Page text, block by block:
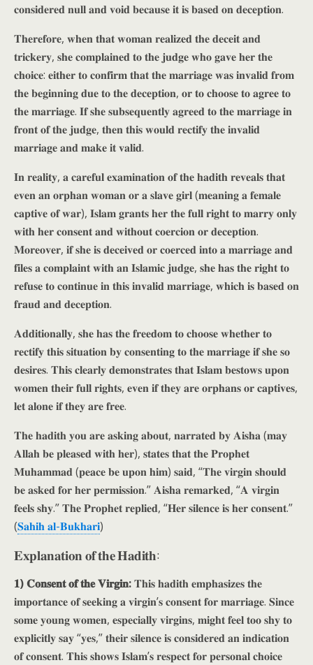
𝐜𝐨𝐧𝐬𝐢𝐝𝐞𝐫𝐞𝐝 𝐧𝐮𝐥𝐥 𝐚𝐧𝐝 𝐯𝐨𝐢𝐝 𝐛𝐞𝐜𝐚𝐮𝐬𝐞 𝐢𝐭 𝐢𝐬 𝐛𝐚𝐬𝐞𝐝 𝐨𝐧 𝐝𝐞𝐜𝐞𝐩𝐭𝐢𝐨𝐧.
𝐓𝐡𝐞𝐫𝐞𝐟𝐨𝐫𝐞, 𝐰𝐡𝐞𝐧 𝐭𝐡𝐚𝐭 𝐰𝐨𝐦𝐚𝐧 𝐫𝐞𝐚𝐥𝐢𝐳𝐞𝐝 𝐭𝐡𝐞 𝐝𝐞𝐜𝐞𝐢𝐭 𝐚𝐧𝐝
𝐭𝐫𝐢𝐜𝐤𝐞𝐫𝐲, 𝐬𝐡𝐞 𝐜𝐨𝐦𝐩𝐥𝐚𝐢𝐧𝐞𝐝 𝐭𝐨 𝐭𝐡𝐞 𝐣𝐮𝐝𝐠𝐞 𝐰𝐡𝐨 𝐠𝐚𝐯𝐞 𝐡𝐞𝐫 𝐭𝐡𝐞
𝐜𝐡𝐨𝐢𝐜𝐞: 𝐞𝐢𝐭𝐡𝐞𝐫 𝐭𝐨 𝐜𝐨𝐧𝐟𝐢𝐫𝐦 𝐭𝐡𝐚𝐭 𝐭𝐡𝐞 𝐦𝐚𝐫𝐫𝐢𝐚𝐠𝐞 𝐰𝐚𝐬 𝐢𝐧𝐯𝐚𝐥𝐢𝐝 𝐟𝐫𝐨𝐦
𝐭𝐡𝐞 𝐛𝐞𝐠𝐢𝐧𝐧𝐢𝐧𝐠 𝐝𝐮𝐞 𝐭𝐨 𝐭𝐡𝐞 𝐝𝐞𝐜𝐞𝐩𝐭𝐢𝐨𝐧, 𝐨𝐫 𝐭𝐨 𝐜𝐡𝐨𝐨𝐬𝐞 𝐭𝐨 𝐚𝐠𝐫𝐞𝐞 𝐭𝐨
𝐭𝐡𝐞 𝐦𝐚𝐫𝐫𝐢𝐚𝐠𝐞. 𝐈𝐟 𝐬𝐡𝐞 𝐬𝐮𝐛𝐬𝐞𝐪𝐮𝐞𝐧𝐭𝐥𝐲 𝐚𝐠𝐫𝐞𝐞𝐝 𝐭𝐨 𝐭𝐡𝐞 𝐦𝐚𝐫𝐫𝐢𝐚𝐠𝐞 𝐢𝐧
𝐟𝐫𝐨𝐧𝐭 𝐨𝐟 𝐭𝐡𝐞 𝐣𝐮𝐝𝐠𝐞, 𝐭𝐡𝐞𝐧 𝐭𝐡𝐢𝐬 𝐰𝐨𝐮𝐥𝐝 𝐫𝐞𝐜𝐭𝐢𝐟𝐲 𝐭𝐡𝐞 𝐢𝐧𝐯𝐚𝐥𝐢𝐝
𝐦𝐚𝐫𝐫𝐢𝐚𝐠𝐞 𝐚𝐧𝐝 𝐦𝐚𝐤𝐞 𝐢𝐭 𝐯𝐚𝐥𝐢𝐝.
𝐈𝐧 𝐫𝐞𝐚𝐥𝐢𝐭𝐲, 𝐚 𝐜𝐚𝐫𝐞𝐟𝐮𝐥 𝐞𝐱𝐚𝐦𝐢𝐧𝐚𝐭𝐢𝐨𝐧 𝐨𝐟 𝐭𝐡𝐞 𝐡𝐚𝐝𝐢𝐭𝐡 𝐫𝐞𝐯𝐞𝐚𝐥𝐬 𝐭𝐡𝐚𝐭
𝐞𝐯𝐞𝐧 𝐚𝐧 𝐨𝐫𝐩𝐡𝐚𝐧 𝐰𝐨𝐦𝐚𝐧 𝐨𝐫 𝐚 𝐬𝐥𝐚𝐯𝐞 𝐠𝐢𝐫𝐥 (𝐦𝐞𝐚𝐧𝐢𝐧𝐠 𝐚 𝐟𝐞𝐦𝐚𝐥𝐞
𝐜𝐚𝐩𝐭𝐢𝐯𝐞 𝐨𝐟 𝐰𝐚𝐫), 𝐈𝐬𝐥𝐚𝐦 𝐠𝐫𝐚𝐧𝐭𝐬 𝐡𝐞𝐫 𝐭𝐡𝐞 𝐟𝐮𝐥𝐥 𝐫𝐢𝐠𝐡𝐭 𝐭𝐨 𝐦𝐚𝐫𝐫𝐲 𝐨𝐧𝐥𝐲
𝐰𝐢𝐭𝐡 𝐡𝐞𝐫 𝐜𝐨𝐧𝐬𝐞𝐧𝐭 𝐚𝐧𝐝 𝐰𝐢𝐭𝐡𝐨𝐮𝐭 𝐜𝐨𝐞𝐫𝐜𝐢𝐨𝐧 𝐨𝐫 𝐝𝐞𝐜𝐞𝐩𝐭𝐢𝐨𝐧.
𝐌𝐨𝐫𝐞𝐨𝐯𝐞𝐫, 𝐢𝐟 𝐬𝐡𝐞 𝐢𝐬 𝐝𝐞𝐜𝐞𝐢𝐯𝐞𝐝 𝐨𝐫 𝐜𝐨𝐞𝐫𝐜𝐞𝐝 𝐢𝐧𝐭𝐨 𝐚 𝐦𝐚𝐫𝐫𝐢𝐚𝐠𝐞 𝐚𝐧𝐝
𝐟𝐢𝐥𝐞𝐬 𝐚 𝐜𝐨𝐦𝐩𝐥𝐚𝐢𝐧𝐭 𝐰𝐢𝐭𝐡 𝐚𝐧 𝐈𝐬𝐥𝐚𝐦𝐢𝐜 𝐣𝐮𝐝𝐠𝐞, 𝐬𝐡𝐞 𝐡𝐚𝐬 𝐭𝐡𝐞 𝐫𝐢𝐠𝐡𝐭 𝐭𝐨
𝐫𝐞𝐟𝐮𝐬𝐞 𝐭𝐨 𝐜𝐨𝐧𝐭𝐢𝐧𝐮𝐞 𝐢𝐧 𝐭𝐡𝐢𝐬 𝐢𝐧𝐯𝐚𝐥𝐢𝐝 𝐦𝐚𝐫𝐫𝐢𝐚𝐠𝐞, 𝐰𝐡𝐢𝐜𝐡 𝐢𝐬 𝐛𝐚𝐬𝐞𝐝 𝐨𝐧
𝐟𝐫𝐚𝐮𝐝 𝐚𝐧𝐝 𝐝𝐞𝐜𝐞𝐩𝐭𝐢𝐨𝐧.
𝐀𝐝𝐝𝐢𝐭𝐢𝐨𝐧𝐚𝐥𝐥𝐲, 𝐬𝐡𝐞 𝐡𝐚𝐬 𝐭𝐡𝐞 𝐟𝐫𝐞𝐞𝐝𝐨𝐦 𝐭𝐨 𝐜𝐡𝐨𝐨𝐬𝐞 𝐰𝐡𝐞𝐭𝐡𝐞𝐫 𝐭𝐨
𝐫𝐞𝐜𝐭𝐢𝐟𝐲 𝐭𝐡𝐢𝐬 𝐬𝐢𝐭𝐮𝐚𝐭𝐢𝐨𝐧 𝐛𝐲 𝐜𝐨𝐧𝐬𝐞𝐧𝐭𝐢𝐧𝐠 𝐭𝐨 𝐭𝐡𝐞 𝐦𝐚𝐫𝐫𝐢𝐚𝐠𝐞 𝐢𝐟 𝐬𝐡𝐞 𝐬𝐨
𝐝𝐞𝐬𝐢𝐫𝐞𝐬. 𝐓𝐡𝐢𝐬 𝐜𝐥𝐞𝐚𝐫𝐥𝐲 𝐝𝐞𝐦𝐨𝐧𝐬𝐭𝐫𝐚𝐭𝐞𝐬 𝐭𝐡𝐚𝐭 𝐈𝐬𝐥𝐚𝐦 𝐛𝐞𝐬𝐭𝐨𝐰𝐬 𝐮𝐩𝐨𝐧
𝐰𝐨𝐦𝐞𝐧 𝐭𝐡𝐞𝐢𝐫 𝐟𝐮𝐥𝐥 𝐫𝐢𝐠𝐡𝐭𝐬, 𝐞𝐯𝐞𝐧 𝐢𝐟 𝐭𝐡𝐞𝐲 𝐚𝐫𝐞 𝐨𝐫𝐩𝐡𝐚𝐧𝐬 𝐨𝐫 𝐜𝐚𝐩𝐭𝐢𝐯𝐞𝐬,
𝐥𝐞𝐭 𝐚𝐥𝐨𝐧𝐞 𝐢𝐟 𝐭𝐡𝐞𝐲 𝐚𝐫𝐞 𝐟𝐫𝐞𝐞.
𝐓𝐡𝐞 𝐡𝐚𝐝𝐢𝐭𝐡 𝐲𝐨𝐮 𝐚𝐫𝐞 𝐚𝐬𝐤𝐢𝐧𝐠 𝐚𝐛𝐨𝐮𝐭, 𝐧𝐚𝐫𝐫𝐚𝐭𝐞𝐝 𝐛𝐲 𝐀𝐢𝐬𝐡𝐚 (𝐦𝐚𝐲
𝐀𝐥𝐥𝐚𝐡 𝐛𝐞 𝐩𝐥𝐞𝐚𝐬𝐞𝐝 𝐰𝐢𝐭𝐡 𝐡𝐞𝐫), 𝐬𝐭𝐚𝐭𝐞𝐬 𝐭𝐡𝐚𝐭 𝐭𝐡𝐞 𝐏𝐫𝐨𝐩𝐡𝐞𝐭
𝐌𝐮𝐡𝐚𝐦𝐦𝐚𝐝 (𝐩𝐞𝐚𝐜𝐞 𝐛𝐞 𝐮𝐩𝐨𝐧 𝐡𝐢𝐦) 𝐬𝐚𝐢𝐝, “𝐓𝐡𝐞 𝐯𝐢𝐫𝐠𝐢𝐧 𝐬𝐡𝐨𝐮𝐥𝐝
𝐛𝐞 𝐚𝐬𝐤𝐞𝐝 𝐟𝐨𝐫 𝐡𝐞𝐫 𝐩𝐞𝐫𝐦𝐢𝐬𝐬𝐢𝐨𝐧.” 𝐀𝐢𝐬𝐡𝐚 𝐫𝐞𝐦𝐚𝐫𝐤𝐞𝐝, “𝐀 𝐯𝐢𝐫𝐠𝐢𝐧
𝐟𝐞𝐞𝐥𝐬 𝐬𝐡𝐲.” 𝐓𝐡𝐞 𝐏𝐫𝐨𝐩𝐡𝐞𝐭 𝐫𝐞𝐩𝐥𝐢𝐞𝐝, “𝐇𝐞𝐫 𝐬𝐢𝐥𝐞𝐧𝐜𝐞 𝐢𝐬 𝐡𝐞𝐫 𝐜𝐨𝐧𝐬𝐞𝐧𝐭.”
(𝐒𝐚𝐡𝐢𝐡 𝐚𝐥-𝐁𝐮𝐤𝐡𝐚𝐫𝐢)
𝐄𝐱𝐩𝐥𝐚𝐧𝐚𝐭𝐢𝐨𝐧 𝐨𝐟 𝐭𝐡𝐞 𝐇𝐚𝐝𝐢𝐭𝐡:
𝟏) 𝐂𝐨𝐧𝐬𝐞𝐧𝐭 𝐨𝐟 𝐭𝐡𝐞 𝐕𝐢𝐫𝐠𝐢𝐧:𝐓𝐡𝐢𝐬 𝐡𝐚𝐝𝐢𝐭𝐡 𝐞𝐦𝐩𝐡𝐚𝐬𝐢𝐳𝐞𝐬 𝐭𝐡𝐞
𝐢𝐦𝐩𝐨𝐫𝐭𝐚𝐧𝐜𝐞 𝐨𝐟 𝐬𝐞𝐞𝐤𝐢𝐧𝐠 𝐚 𝐯𝐢𝐫𝐠𝐢𝐧’𝐬 𝐜𝐨𝐧𝐬𝐞𝐧𝐭 𝐟𝐨𝐫 𝐦𝐚𝐫𝐫𝐢𝐚𝐠𝐞. 𝐒𝐢𝐧𝐜𝐞
𝐬𝐨𝐦𝐞 𝐲𝐨𝐮𝐧𝐠 𝐰𝐨𝐦𝐞𝐧, 𝐞𝐬𝐩𝐞𝐜𝐢𝐚𝐥𝐥𝐲 𝐯𝐢𝐫𝐠𝐢𝐧𝐬, 𝐦𝐢𝐠𝐡𝐭 𝐟𝐞𝐞𝐥 𝐭𝐨𝐨 𝐬𝐡𝐲 𝐭𝐨
𝐞𝐱𝐩𝐥𝐢𝐜𝐢𝐭𝐥𝐲 𝐬𝐚𝐲 “𝐲𝐞𝐬,” 𝐭𝐡𝐞𝐢𝐫 𝐬𝐢𝐥𝐞𝐧𝐜𝐞 𝐢𝐬 𝐜𝐨𝐧𝐬𝐢𝐝𝐞𝐫𝐞𝐝 𝐚𝐧 𝐢𝐧𝐝𝐢𝐜𝐚𝐭𝐢𝐨𝐧
𝐨𝐟 𝐜𝐨𝐧𝐬𝐞𝐧𝐭. 𝐓𝐡𝐢𝐬 𝐬𝐡𝐨𝐰𝐬 𝐈𝐬𝐥𝐚𝐦’𝐬 𝐫𝐞𝐬𝐩𝐞𝐜𝐭 𝐟𝐨𝐫 𝐩𝐞𝐫𝐬𝐨𝐧𝐚𝐥 𝐜𝐡𝐨𝐢𝐜𝐞